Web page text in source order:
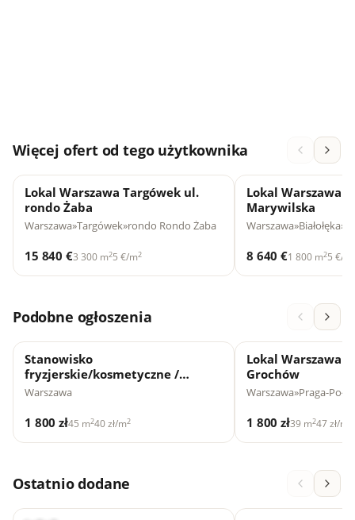
Więcej ofert od tego użytkownika
Lokal Warszawa Targówek ul.
rondo Żaba
Warszawa»Targówek»rondo Rondo Żaba
15 840 €3 300 m25 €/m2
Lokal Warszawa
Marywilska
Warszawa»Białołęka»
8 640 €1 800 m25 €/m
Podobne ogłoszenia
Stanowisko
fryzjerskie/kosmetyczne /
Natolin ul. Lanciego
Warszawa
1 800 zł45 m240 zł/m2
Lokal Warszawa
Grochów
Warszawa»Praga-
1 800 zł39 m247 zł/m
Ostatnio dodane